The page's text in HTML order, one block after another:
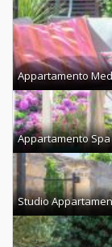
Appartamento
Appartamento
Studio